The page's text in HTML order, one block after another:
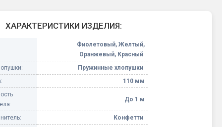
Небесные фонарики
Оборудование для
ХАРАКТЕРИСТИКИ ИЗДЕЛИЯ:
Фиолетовый, Желтый,
Оранжевый, Красный
Пружинные хлопушки
110 мм
До 1 м
Конфетти